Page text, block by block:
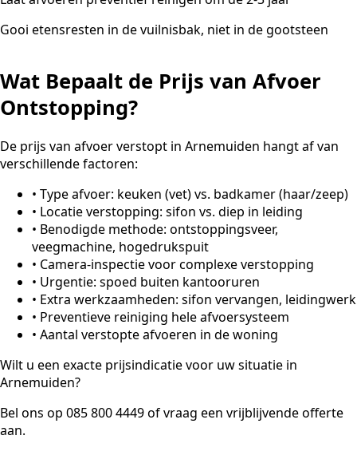
Gooi etensresten in de vuilnisbak, niet in de gootsteen
Wat Bepaalt de Prijs van Afvoer
Ontstopping?
De prijs van afvoer verstopt in Arnemuiden hangt af van
verschillende factoren:
• Type afvoer: keuken (vet) vs. badkamer (haar/zeep)
• Locatie verstopping: sifon vs. diep in leiding
• Benodigde methode: ontstoppingsveer,
veegmachine, hogedrukspuit
• Camera-inspectie voor complexe verstopping
• Urgentie: spoed buiten kantooruren
• Extra werkzaamheden: sifon vervangen, leidingwerk
• Preventieve reiniging hele afvoersysteem
• Aantal verstopte afvoeren in de woning
Wilt u een exacte prijsindicatie voor uw situatie in
Arnemuiden?
Bel ons op 085 800 4449 of vraag een vrijblijvende offerte
aan.